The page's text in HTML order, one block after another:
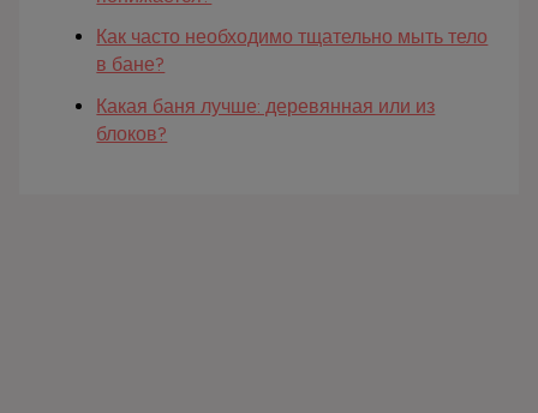
Как часто необходимо тщательно мыть тело
в бане?
Какая баня лучше: деревянная или из
блоков?